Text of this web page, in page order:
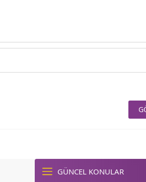
GÜNCEL KONULAR